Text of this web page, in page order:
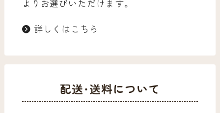
よりお選びいただけます。
詳しくはこちら
配送・送料について